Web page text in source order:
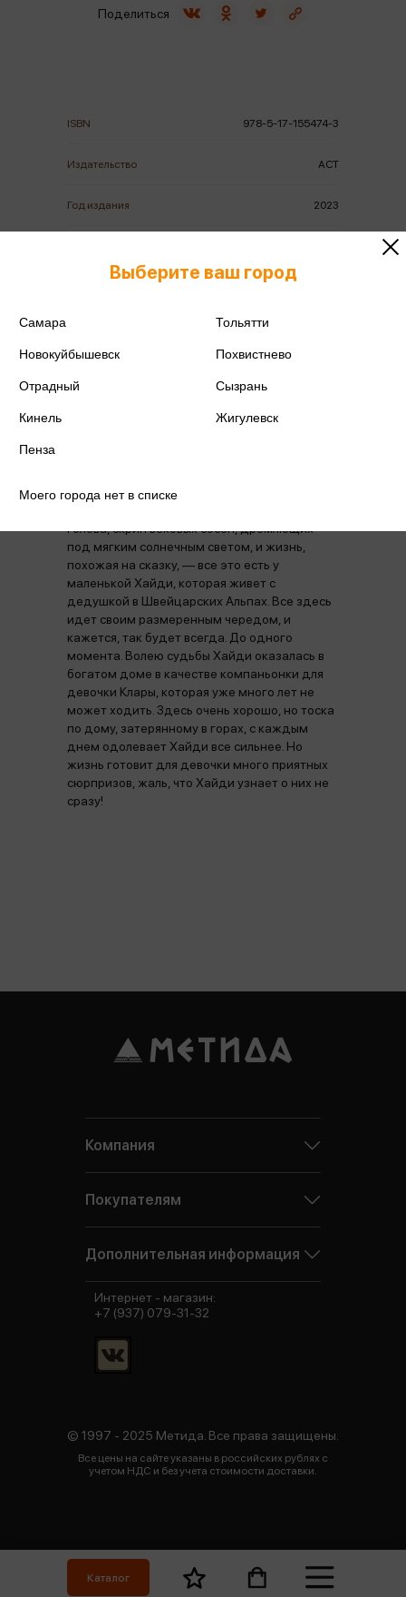
Каталог
ISBN 978-5-17-155474-3
Издательство АСТ
Год издания 2023
Поделиться
Отзывы
душистыми травами, свежий воздух, от
голова, скрип вековых сосен, дремлющих
под мягким солнечным светом, и жизнь,
похожая на сказку, — все это есть у
маленькой Хайди, которая живет с
дедушкой в Швейцарских Альпах. Все здесь
идет своим размеренным чередом, и
кажется, так будет всегда. До одного
момента. Волею судьбы Хайди оказалась в
богатом доме в качестве компаньонки для
девочки Клары, которая уже много лет не
может ходить. Здесь очень хорошо, но тоска
по дому, затерянному в горах, с каждым
днем одолевает Хайди все сильнее. Но
жизнь готовит для девочки много приятных
сюрпризов, жаль, что Хайди узнает о них не
сразу!
Выберите ваш город
Самара Тольятти
Новокуйбышевск Похвистнево
Отрадный Сызрань
Кинель Жигулевск
Пенза
Моего города нет в списке
Компания
Покупателям
Дополнительная информация
© 1997 - 2025 Метида. Все права защищены.
Все цены на сайте указаны в российских рублях с
учетом НДС и без учета стоимости доставки.
Интернет - магазин:
+7 (937) 079-31-32